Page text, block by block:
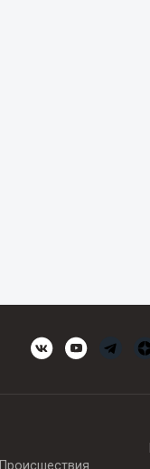
Происшествия